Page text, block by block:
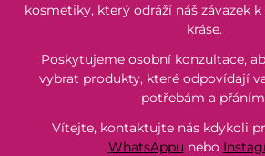
kosmetiky, který odráží náš závazek
kráse.
Poskytujeme osobní konzultace,
vybrat produkty, které odpovídají
potřebám a
Vítejte, kontaktujte nás kdykoli
WhatsAppu nebo